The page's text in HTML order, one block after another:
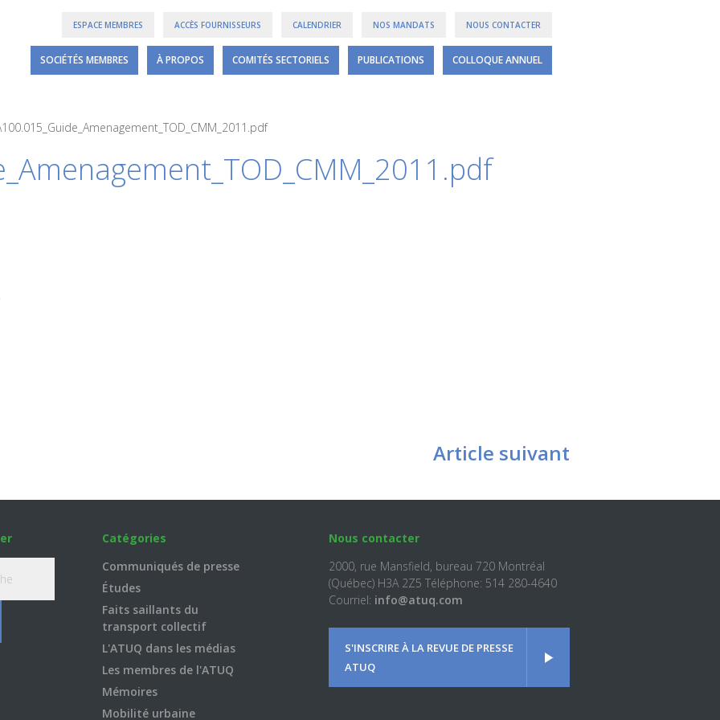
ESPACE MEMBRES ACCÈS FOURNISSEURS CALENDRIER NOS MANDATS NOUS CONTACTER
SOCIÉTÉS MEMBRES À PROPOS COMITÉS SECTORIELS PUBLICATIONS COLLOQUE ANNUEL
Article suivant
Catégories
Communiqués de presse
Études
Faits saillants du
transport collectif
L'ATUQ dans les médias
Les membres de l'ATUQ
Mémoires
Mobilité urbaine
Nous contacter
2000, rue Mansfield, bureau 720 Montréal
(Québec) H3A 2Z5 Téléphone: 514 280-4640
Courriel: info@atuq.com
S'INSCRIRE À LA REVUE DE PRESSE
ATUQ